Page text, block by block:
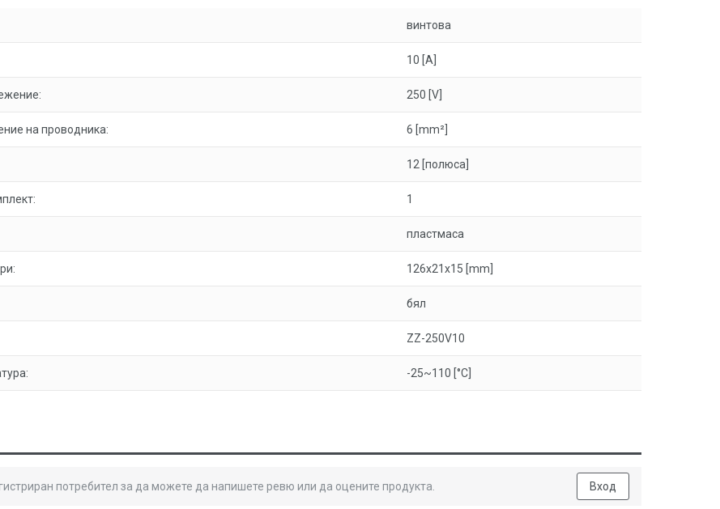
винтова
10 [A]
250 [V]
на проводника: 6 [mm²]
12 [полюса]
1
пластмаса
126x21x15 [mm]
бял
ZZ-250V10
-25~110 [°C]
потребител за да можете да напишете ревю или да оцените продукта. Вход